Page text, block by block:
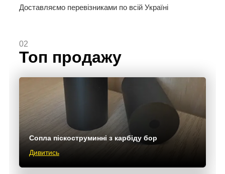
Доставляємо перевізниками по всій Україні
02
Топ продажу
Сопла піскоструминні з карбіду бор
Дивитись